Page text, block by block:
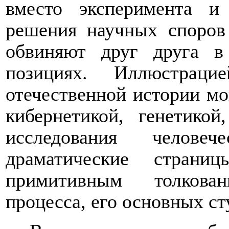
вместо эксперимента и
решения научных
обвиняют друг друга в
позициях.
отечественной истории
кибернетикой,
исследования
драматические
примитивным
процесса, его основных